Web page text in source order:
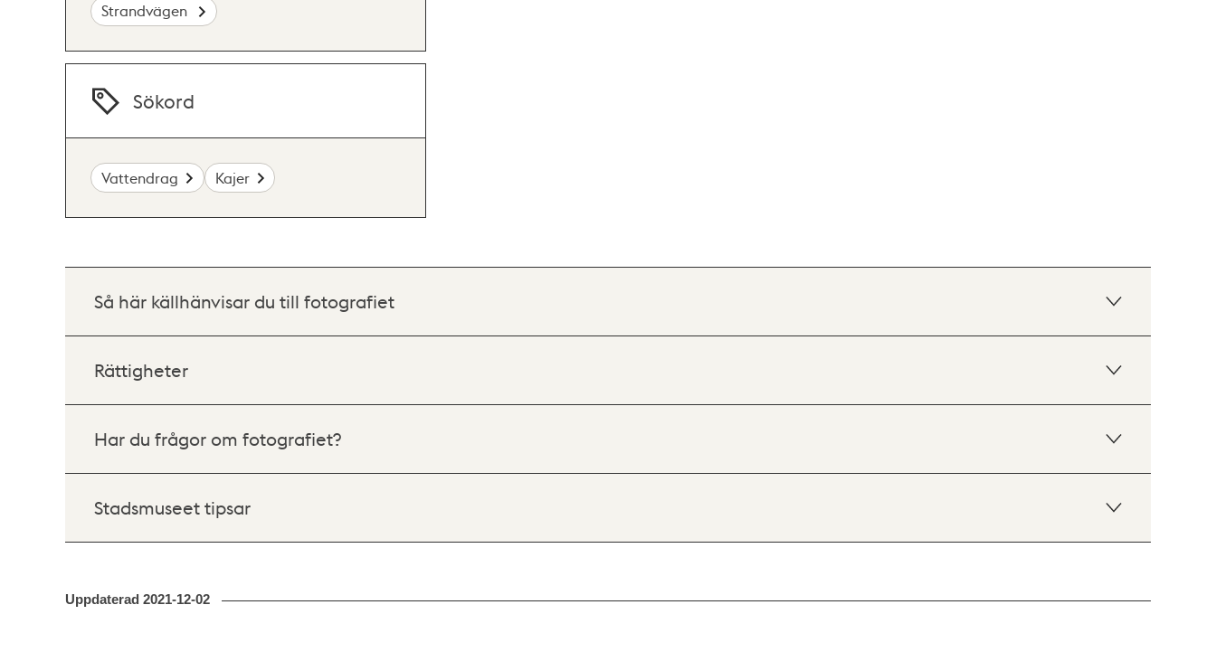
Strandvägen
Sökord
Vattendrag Kajer
Så här källhänvisar du till fotografiet
Rättigheter
Har du frågor om fotografiet?
Stadsmuseet tipsar
Uppdaterad 2021-12-02